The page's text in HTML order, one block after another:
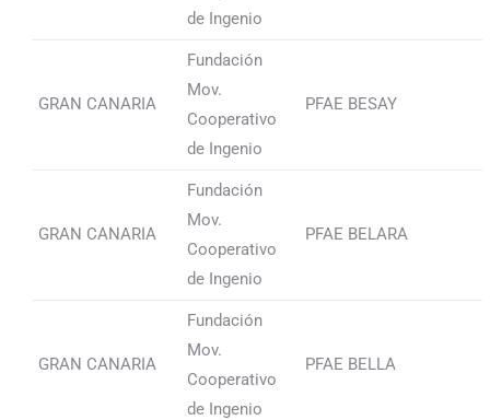
de Ingenio
GRAN CANARIA
Fundación
Mov.
Cooperativo
de Ingenio
PFAE BESAY
GRAN CANARIA
Fundación
Mov.
Cooperativo
de Ingenio
PFAE BELARA
GRAN CANARIA
Fundación
Mov.
Cooperativo
de Ingenio
PFAE BELLA